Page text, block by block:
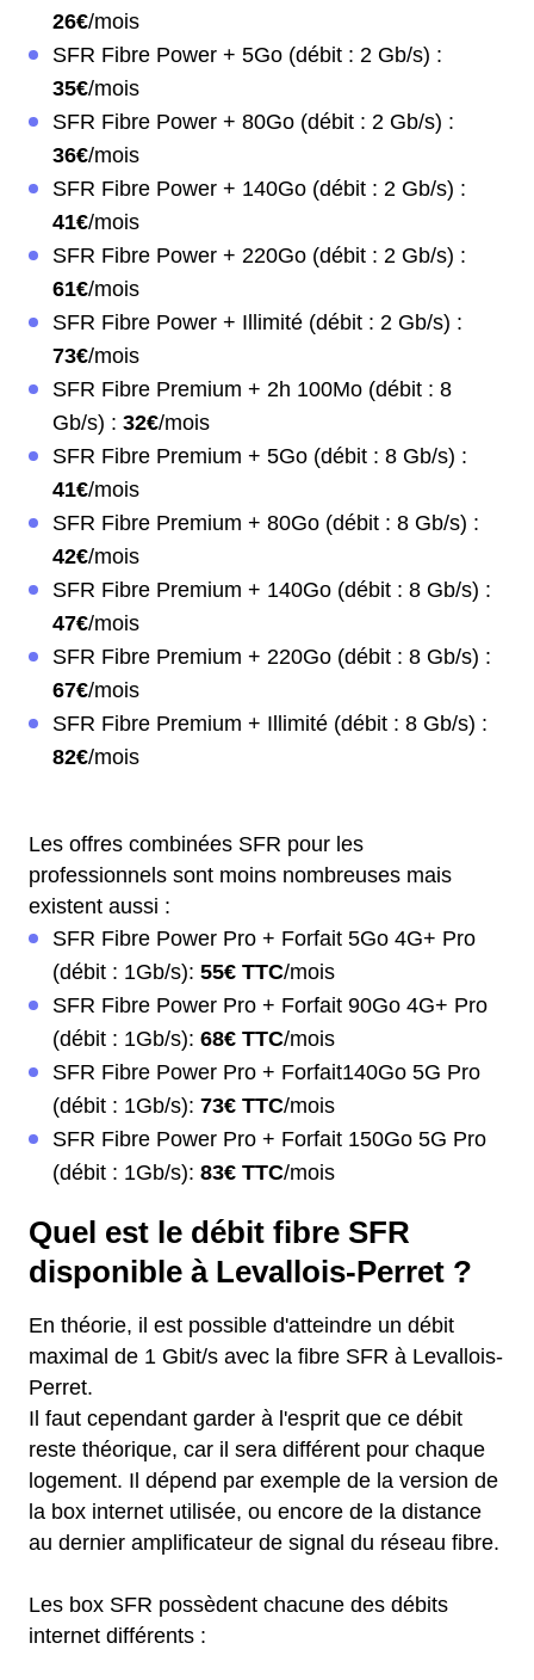
26€/mois
SFR Fibre Power + 5Go (débit : 2 Gb/s) :
35€/mois
SFR Fibre Power + 80Go (débit : 2 Gb/s) :
36€/mois
SFR Fibre Power + 140Go (débit : 2 Gb/s) :
41€/mois
SFR Fibre Power + 220Go (débit : 2 Gb/s) :
61€/mois
SFR Fibre Power + Illimité (débit : 2 Gb/s) :
73€/mois
SFR Fibre Premium + 2h 100Mo (débit : 8
Gb/s) : 32€/mois
SFR Fibre Premium + 5Go (débit : 8 Gb/s) :
41€/mois
SFR Fibre Premium + 80Go (débit : 8 Gb/s) :
42€/mois
SFR Fibre Premium + 140Go (débit : 8 Gb/s) :
47€/mois
SFR Fibre Premium + 220Go (débit : 8 Gb/s) :
67€/mois
SFR Fibre Premium + Illimité (débit : 8 Gb/s) :
82€/mois
Les offres combinées SFR pour les
professionnels sont moins nombreuses mais
existent aussi :
SFR Fibre Power Pro + Forfait 5Go 4G+ Pro
(débit : 1Gb/s): 55€ TTC/mois
SFR Fibre Power Pro + Forfait 90Go 4G+ Pro
(débit : 1Gb/s): 68€ TTC/mois
SFR Fibre Power Pro + Forfait140Go 5G Pro
(débit : 1Gb/s): 73€ TTC/mois
SFR Fibre Power Pro + Forfait 150Go 5G Pro
(débit : 1Gb/s): 83€ TTC/mois
Quel est le débit fibre SFR
disponible à Levallois-Perret ?
En théorie, il est possible d'atteindre un débit
maximal de 1 Gbit/s avec la fibre SFR à Levallois-
Perret.
Il faut cependant garder à l'esprit que ce débit
reste théorique, car il sera différent pour chaque
logement. Il dépend par exemple de la version de
la box internet utilisée, ou encore de la distance
au dernier amplificateur de signal du réseau fibre.
Les box SFR possèdent chacune des débits
internet différents :